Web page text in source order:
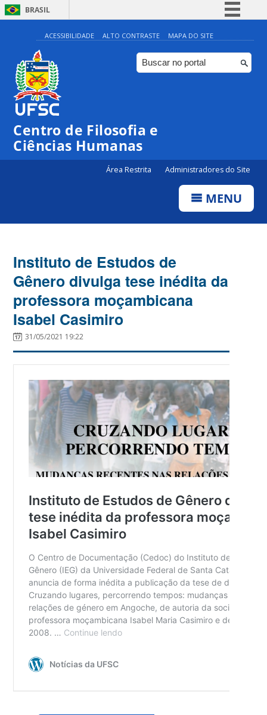
BRASIL
Simplifique!
Comunica BR
Participe
ACESSIBILIDADE ALTO CONTRASTE MAPA DO SITE
Centro de Filosofia e
Ciências Humanas
Área Restrita Administradores do Site
MENU
Instituto de Estudos de
Gênero divulga tese inédita da
professora moçambicana
Isabel Casimiro
31/05/2021 19:22